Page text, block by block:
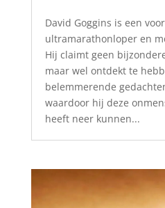
David Goggins is een
ultramarathonloper en
Hij claimt geen
maar wel ontdekt te
belemmerende
waardoor hij deze
heeft neer kunnen...